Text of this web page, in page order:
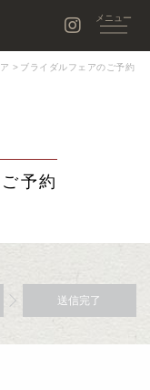
> ブライダルフェアのご予約
予約
送信完了